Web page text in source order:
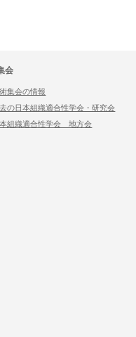
会
集会の情報
の日本組織適合性学会・研究会
組織適合性学会 地方会